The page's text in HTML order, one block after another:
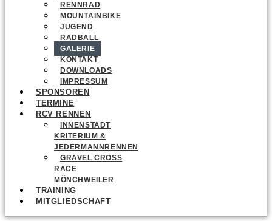
RENNRAD
MOUNTAINBIKE
JUGEND
RADBALL
GALERIE
KONTAKT
DOWNLOADS
IMPRESSUM
SPONSOREN
TERMINE
RCV RENNEN
INNENSTADT
KRITERIUM &
JEDERMANNRENNEN
GRAVEL CROSS
RACE
MÖNCHWEILER
TRAINING
MITGLIEDSCHAFT